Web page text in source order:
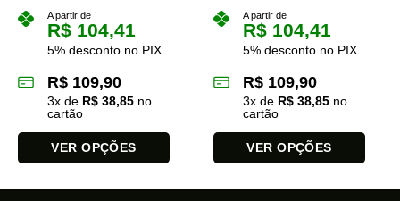
A partir de
R$ 104,41
5% desconto no PIX
R$ 109,90
3x de R$ 38,85 no
cartão
VER OPÇÕES
produto
A partir de
R$ 104,41
5% desconto no PIX
R$ 109,90
3x de R$ 38,85 no
cartão
VER OPÇÕES
produto